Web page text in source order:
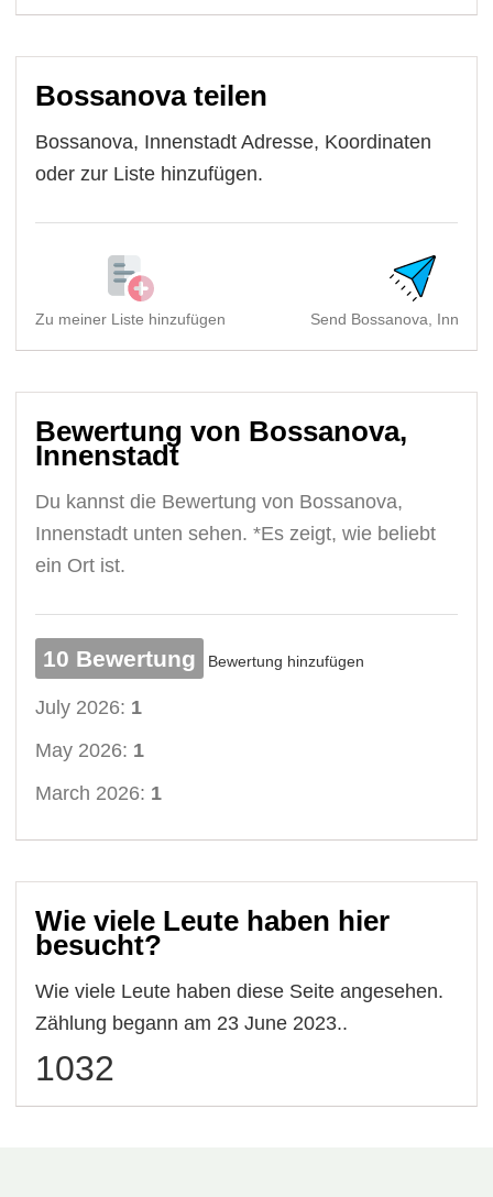
Bossanova teilen
Bossanova, Innenstadt Adresse, Koordinaten
oder zur Liste hinzufügen.
Zu meiner Liste hinzufügen Send Bossanova,
Bewertung von Bossanova,
Innenstadt
Du kannst die Bewertung von Bossanova,
Innenstadt unten sehen. *Es zeigt, wie beliebt
ein Ort ist.
10 Bewertung Bewertung hinzufügen
July 2026: 1
May 2026: 1
March 2026: 1
Wie viele Leute haben hier
besucht?
Wie viele Leute haben diese Seite angesehen.
Zählung begann am 23 June 2023..
1032